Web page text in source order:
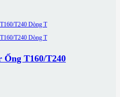
Ống T160/T240